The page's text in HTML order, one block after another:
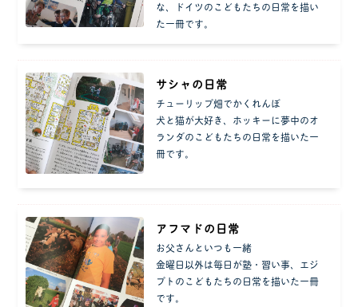
な、ドイツのこどもたちの日常を描い
た一冊です。
サシャの日常
チューリップ畑でかくれんぼ
犬と猫が大好き、ホッキーに夢中のオ
ランダのこどもたちの日常を描いた一
冊です。
アフマドの日常
お父さんといつも一緒
金曜日以外は毎日が塾・習い事、エジ
プトのこどもたちの日常を描いた一冊
です。